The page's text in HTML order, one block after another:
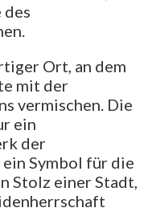
Ort, an dem
mit der
vermischen. Die
ein
der
Symbol für die
Stolz einer Stadt,